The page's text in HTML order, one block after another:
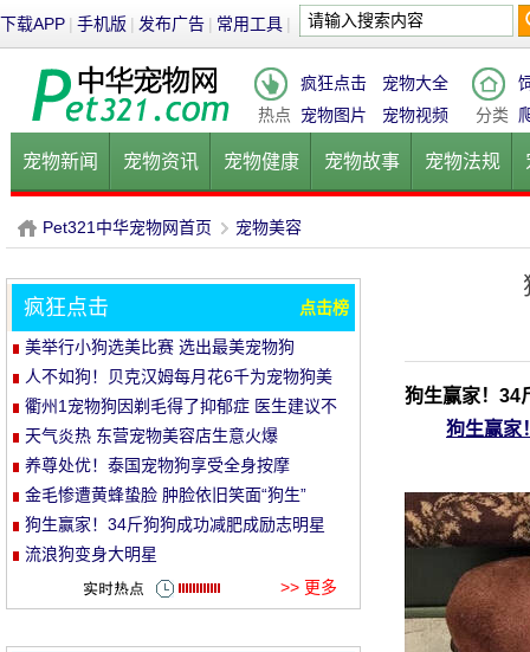
下载APP | 手机版 | 发布广告 | 常用工具 |
热点
疯狂点击
宠物大全
宠物图片
宠物视频 分类
宠物新闻 宠物资讯 宠物健康 宠物故事 宠物法规
健康饮食 宠物美容 宠物医院
P
et
Pet321中华宠物网首页
›
宠物美容
狗生赢家！34
狗生赢家
疯狂点击 点击榜
美举行小狗选美比赛 选出最美宠物狗
人不如狗！贝克汉姆每月花6千为宠物狗美
容
衢州1宠物狗因剃毛得了抑郁症 医生建议不
要剃光
天气炎热 东营宠物美容店生意火爆
养尊处优！泰国宠物狗享受全身按摩
金毛惨遭黄蜂蛰脸 肿脸依旧笑面“狗生”
狗生赢家！34斤狗狗成功减肥成励志明星
流浪狗变身大明星
>> 更多